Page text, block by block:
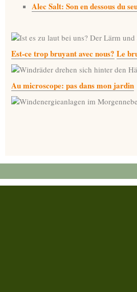
Alec Salt: Son en dessous du
Est-ce trop bruyant avec nous? Le
Au microscope: pas dans mon jardin